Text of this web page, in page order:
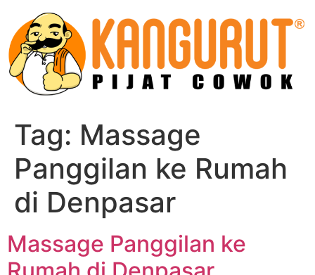
content
Tag: Massage
Panggilan ke Rumah
di Denpasar
Massage Panggilan ke